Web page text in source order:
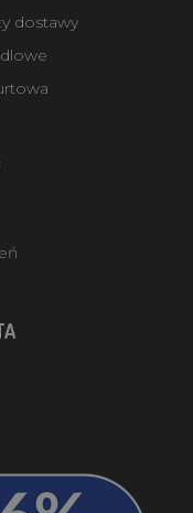
dostawy